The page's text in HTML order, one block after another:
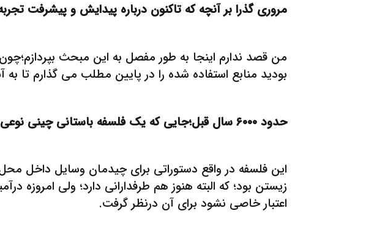
مروری گذرا بر آنچه که تاکنون درباره پیدایش و پیشرفت
من قصد ندارم اینجا به طور مفصل به این مبحث
بودید منابع استفاده شده را در پایین مطلب می گذارم تا به
حدود ۶۰۰۰ سال قبل؛جایی که یک فلسفه باستانی چینی نوعی طراحی داخلی را رواج می دهد:
این فلسفه در واقع دستوراتی برای چیدمان وسایل داخل
زیستن بود؛ که البته هنوز هم طرفدارانی دارد؛ ولی
اعتبار خاصی نشود برای آن درنظر گرفت.